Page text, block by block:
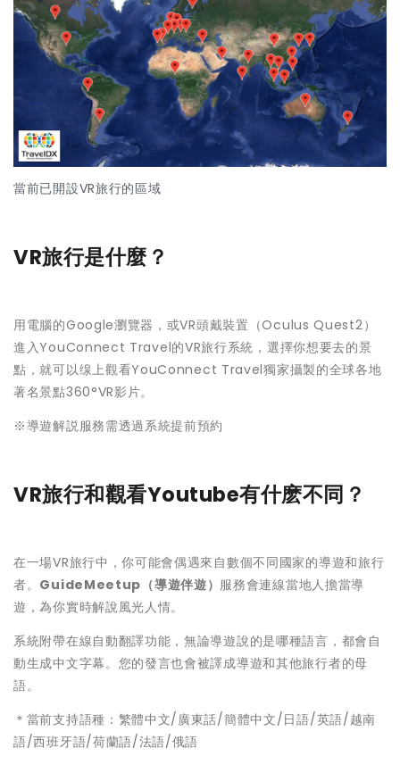
當前已開設VR旅行的區域
VR旅行是什麼？
用電腦的Google瀏覽器，或VR頭戴裝置（Oculus Quest2）
進入YouConnect Travel的VR旅行系統，選擇你想要去的景
點，就可以缐上觀看YouConnect Travel獨家攝製的全球各地
著名景點360°VR影片。
※導遊解説服務需透過系統提前預約
VR旅行和觀看Youtube有什麽不同？
在一場VR旅行中，你可能會偶遇來自數個不同國家的導遊和旅行
者。 GuideMeetup（導遊伴遊）服務會連線當地人擔當導
遊，為你實時解說風光人情。
系統附帶在線自動翻譯功能，無論導遊說的是哪種語言，都會自
動生成中文字幕。您的發言也會被譯成導遊和其他旅行者的母
語。
＊當前支持語種：繁體中文/廣東話/簡體中文/日語/英語/越南
語/西班牙語/荷蘭語/法語/俄語